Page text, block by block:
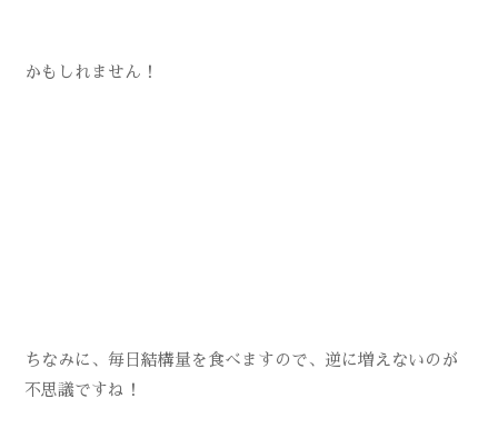
かもしれません！
ちなみに、毎日結構量を食べますので、逆に増えないのが
不思議ですね！